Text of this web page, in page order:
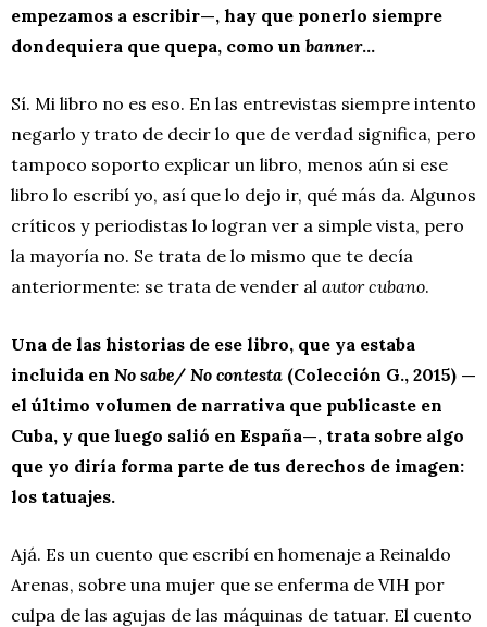
empezamos a escribir—, hay que ponerlo siempre
dondequiera que quepa, como un banner…
Sí. Mi libro no es eso. En las entrevistas siempre intento
negarlo y trato de decir lo que de verdad significa, pero
tampoco soporto explicar un libro, menos aún si ese
libro lo escribí yo, así que lo dejo ir, qué más da. Algunos
críticos y periodistas lo logran ver a simple vista, pero
la mayoría no. Se trata de lo mismo que te decía
anteriormente: se trata de vender al autor cubano.
Una de las historias de ese libro, que ya estaba
incluida en No sabe/ No contesta (Colección G., 2015) —
el último volumen de narrativa que publicaste en
Cuba, y que luego salió en España—, trata sobre algo
que yo diría forma parte de tus derechos de imagen:
los tatuajes.
Ajá. Es un cuento que escribí en homenaje a Reinaldo
Arenas, sobre una mujer que se enferma de VIH por
culpa de las agujas de las máquinas de tatuar. El cuento